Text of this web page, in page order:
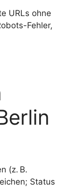
URLs ohne
Fehler,
(z. B.
Status